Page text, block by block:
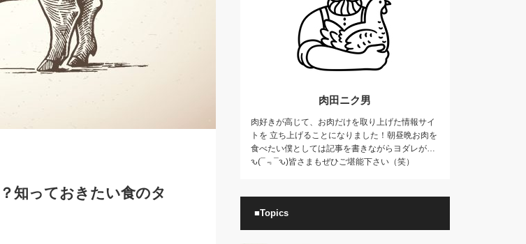
知っておきたい食のタ
肉田ニク男
肉好きが高じて、お肉だけを取り上げた情報サイ
トを 立ち上げることになりました！朝昼晩お肉を
食べたい僕としては記事を書きながらヨダレが…
ԅ(¯﹃¯ԅ)皆さまもぜひご堪能下さい（笑）
■Topics